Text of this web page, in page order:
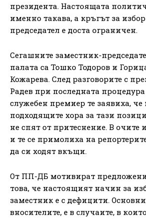
президента. Настоящата
именно такава, а кръгът за
председател е доста ограничен.
Сегашните заместник-
палата са Тошко Тодоров и
Кожарева. След разговорите с
Радев при последната
служебен премиер те заявиха, че
подходящите хора за тази
не спят от притеснение. В
и те се примолиха на
да си ходят вкъщи.
От ПП-ДБ мотивират
това, че настоящият начин за
заместник е с дефицити.
вносителите, е в случаите, в